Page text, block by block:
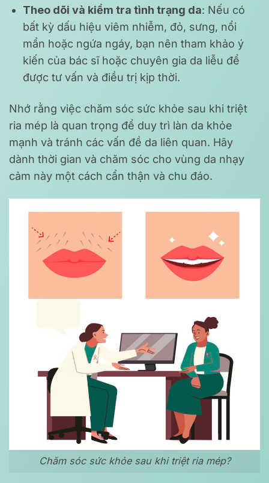
Theo dõi và kiểm tra tình trạng da: Nếu có
bất kỳ dấu hiệu viêm nhiễm, đỏ, sưng, nổi
mẩn hoặc ngứa ngáy, bạn nên tham khảo ý
kiến của bác sĩ hoặc chuyên gia da liễu để
được tư vấn và điều trị kịp thời.
Nhớ rằng việc chăm sóc sức khỏe sau khi triệt
ria mép là quan trọng để duy trì làn da khỏe
mạnh và tránh các vấn đề da liên quan. Hãy
dành thời gian và chăm sóc cho vùng da nhạy
cảm này một cách cẩn thận và chu đáo.
Chăm sóc sức khỏe sau khi triệt ria mép?